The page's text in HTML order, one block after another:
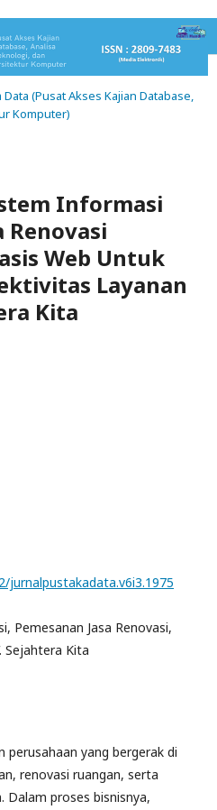
Data (Pusat Akses Kajian Database,
Komputer)
Informasi
Renovasi
Web Untuk
Layanan
Kita
jurnalpustakadata.v6i3.1975
Pemesanan Jasa Renovasi,
Sejahtera Kita
perusahaan yang bergerak di
renovasi ruangan, serta
proses bisnisnya,